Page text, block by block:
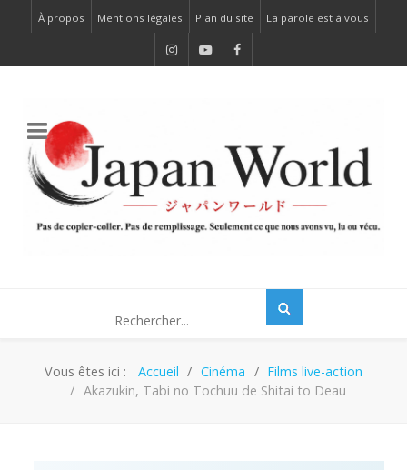
À propos Mentions légales Plan du site La parole est à vous
Vous êtes ici : Accueil Cinéma
Films live-action
Akazukin, Tabi no Tochuu de Shitai to Deau